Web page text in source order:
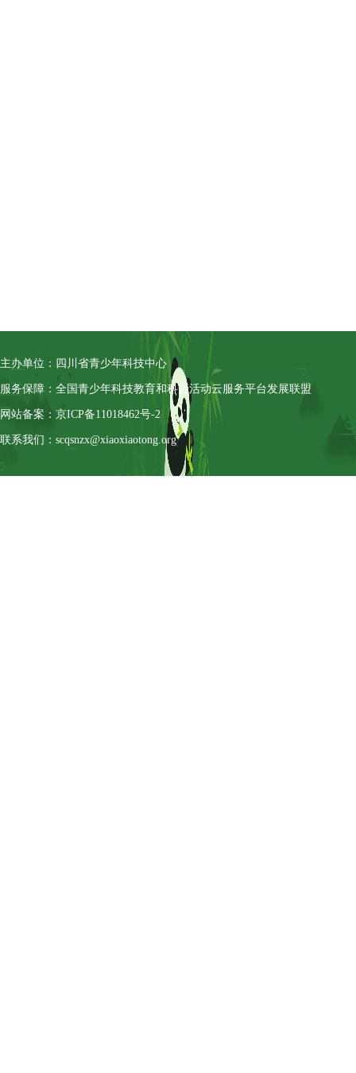
主办单位：四川省青少年科技中心
服务保障：全国青少年科技教育和科普活动云服务平台发展联盟
网站备案：京ICP备11018462号-2
联系我们：scqsnzx@xiaoxiaotong.org